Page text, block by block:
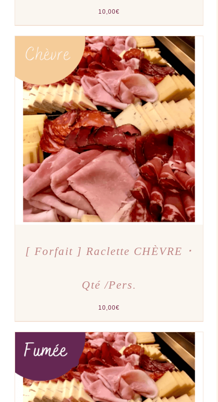
10,00€
AJOUTER AU PANIER
/
DÉTAILS
[ Forfait ] Raclette CHÈVRE ･
Qté /Pers.
10,00€